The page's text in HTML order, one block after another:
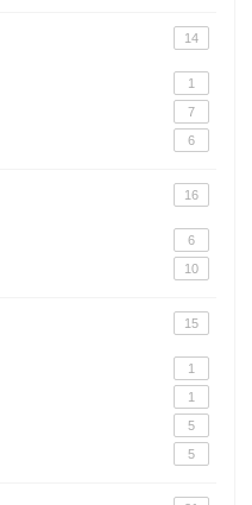
14
1
7
6
16
6
10
15
1
1
5
5